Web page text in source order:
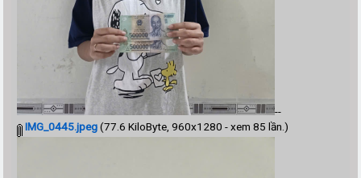
--
IMG_0445.jpeg(77.6 KiloByte, 960x1280 - xem 85 lần.)